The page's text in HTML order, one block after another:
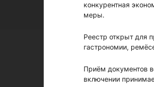
конкурентная
меры.
Реестр открыт для
гастрономии,
Приём документов
включении